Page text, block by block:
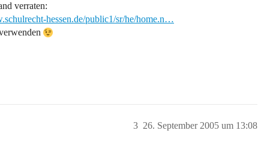
verraten:
hessen.de/public1/sr/he/home.n…
26. September 2005 um 13:08
3